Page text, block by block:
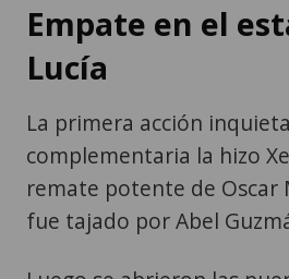
Empate en el
Lucía
La primera acción
complementaria la hizo
remate potente de Oscar
fue tajado por Abel